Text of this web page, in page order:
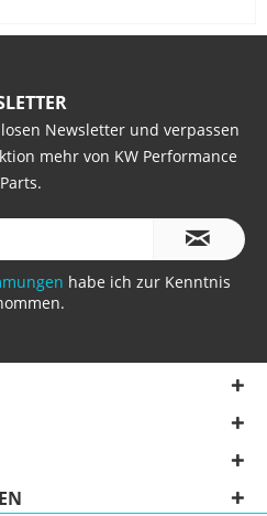
Newsletter und verpassen
mehr von KW Performance
Parts.
habe ich zur Kenntnis